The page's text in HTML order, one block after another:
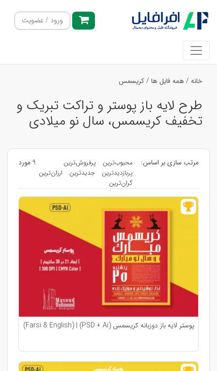
ورود / عضویت
خانه / همه فایل ها /کریسمس
طرح لایه باز پوستر و تراکت تبریک و
تخفیف کریسمس، سال نو میلادی
مرتب سازی بر اساس: محبوب‌ترین
پرفروش‌ترین
پربازدیدترین
جدیدترین
ارزان‌ترین
گران‌ترین
9 مورد
پوستر لایه باز دوزبانه کریسمس (PSD + Ai) | (Farsi & English)